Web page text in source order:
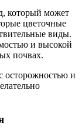
который может
цветочные
виды.
и высокой
почвах.
осторожностью и